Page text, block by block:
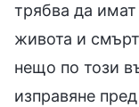
трябва да
живота и
нещо по този
изправяне